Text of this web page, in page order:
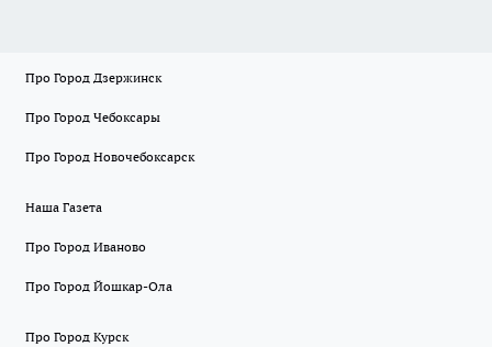
Про Город Дзержинск
Про Город Чебоксары
Про Город Новочебоксарск
Наша Газета
Про Город Иваново
Про Город Йошкар-Ола
Про Город Курск